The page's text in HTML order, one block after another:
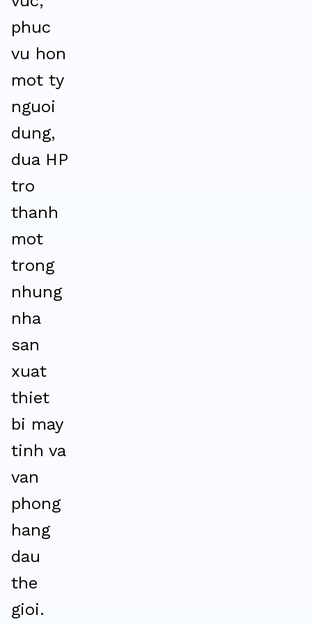
phuc
vu hon
mot ty
nguoi
dung,
dua HP
tro
thanh
mot
trong
nhung
nha
san
xuat
thiet
bi may
tinh va
van
phong
hang
dau
the
gioi.